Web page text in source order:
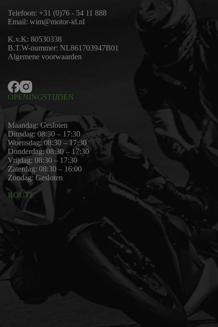
Telefoon: +31 (0)76 - 54 11 888
Email: wim@motor-id.nl
K.v.K: 80530338
B.T.W-nummer: NL861703947B01
Algemene voorwaarden
OPENINGSTIJDEN
Maandag: Gesloten
Dinsdag: 08:30 – 17:30
Woensdag: 08:30 – 17:30
Donderdag: 08:30 – 17:30
Vrijdag: 08:30 – 17:30
Zaterdag: 08:30 – 16:00
Zondag: Gesloten
ROUTE